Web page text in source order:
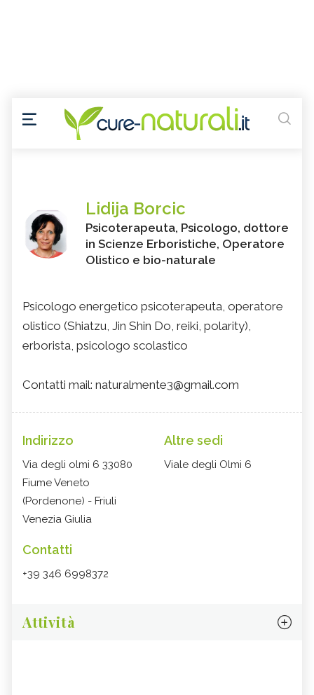
Lidija Borcic
Psicoterapeuta, Psicologo, dottore
in Scienze Erboristiche, Operatore
Olistico e bio-naturale
Psicologo energetico psicoterapeuta, operatore
olistico (Shiatzu, Jin Shin Do, reiki, polarity),
erborista, psicologo scolastico
Contatti mail: naturalmente3@gmail.com
Indirizzo
Via degli olmi 6 33080
Fiume Veneto
(Pordenone) - Friuli
Venezia Giulia
Altre sedi
Viale degli Olmi 6
Contatti
+39 346 6998372
Attività